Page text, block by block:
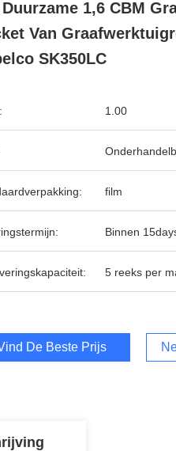
1,6 CBM
Van
SK350LC
1.00
film
Binnen
5 reeks per
De Beste Prijs